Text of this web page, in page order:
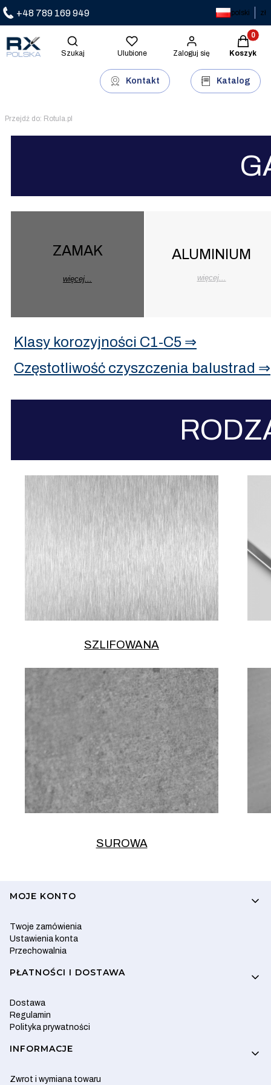
+48 789 169 949 polski zł
Otwórz wyszukiwarkę
Szukaj Ulubione Zaloguj się Koszyk
Kontakt Katalog
Przejdź do: Rotula.pl
ZAMAK
więcej...
ALUMINIUM
więcej...
Klasy korozyjności C1-C5 ⇒
Częstotliwość czyszczenia balustrad ⇒
SZLIFOWANA
SUROWA
Linki w stopce
MOJE KONTO
Twoje zamówienia
Ustawienia konta
Przechowalnia
PŁATNOŚCI I DOSTAWA
Dostawa
Regulamin
Polityka prywatności
INFORMACJE
Zwrot i wymiana towaru